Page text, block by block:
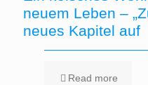
neuem Leben –
neues Kapitel auf
Read more